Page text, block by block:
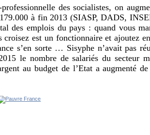
des socialistes, on
à fin 2013 (SIASP, DADS,
des emplois du pays : quand vous
croisez est un fonctionnaire et ajoutez
s’en sorte … Sisyphe n’avait pas
le nombre de salariés du secteur
au budget de l’Etat a augmenté